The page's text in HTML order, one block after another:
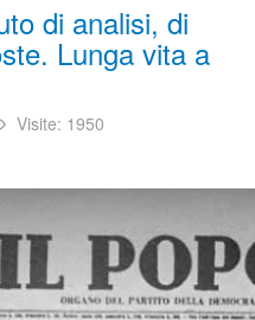
di analisi, di
Lunga vita a
Visite: 1950